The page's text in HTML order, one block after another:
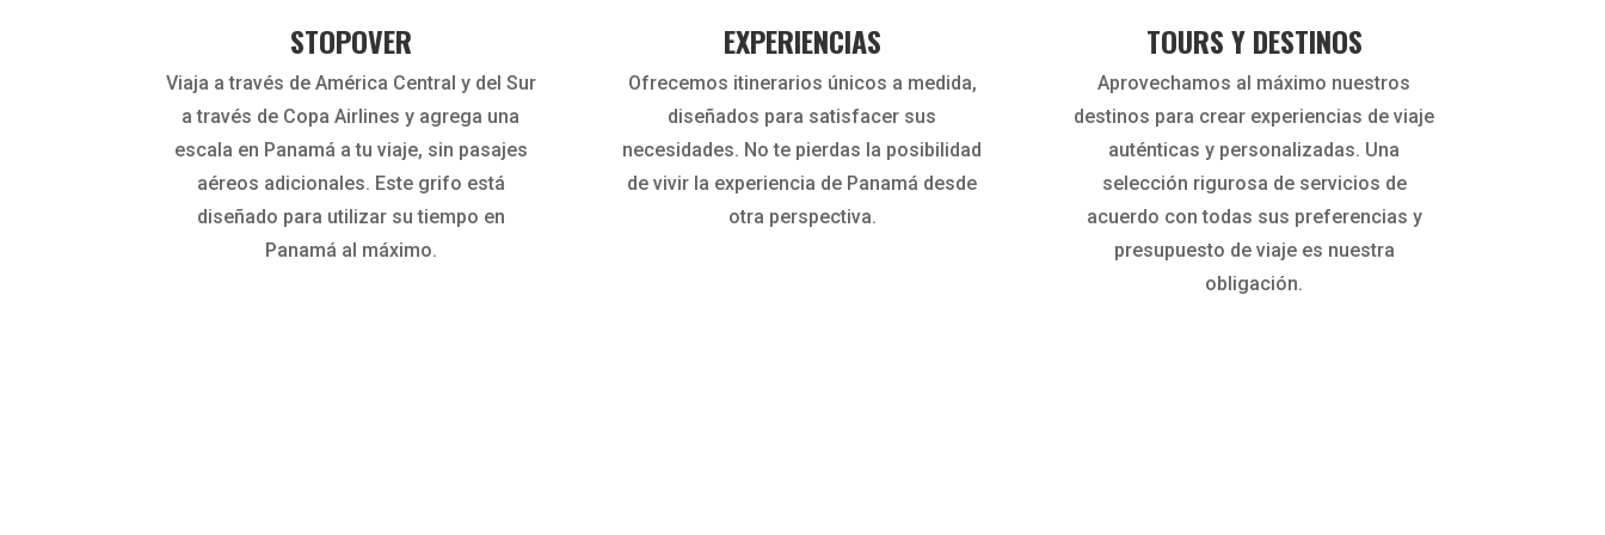
STOPOVER
Viaja a través de América Central y del Sur
a través de Copa Airlines y agrega una
escala en Panamá a tu viaje, sin pasajes
aéreos adicionales. Este grifo está
diseñado para utilizar su tiempo en
Panamá al máximo.
EXPERIENCIAS
Ofrecemos itinerarios únicos a medida,
diseñados para satisfacer sus
necesidades. No te pierdas la posibilidad
de vivir la experiencia de Panamá desde
otra perspectiva.
TOURS Y DESTINOS
Aprovechamos al máximo nuestros
destinos para crear experiencias de viaje
auténticas y personalizadas. Una
selección rigurosa de servicios de
acuerdo con todas sus preferencias y
presupuesto de viaje es nuestra
obligación.